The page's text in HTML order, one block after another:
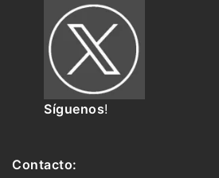
Síguenos!
Contacto: